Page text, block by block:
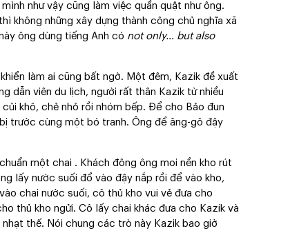
như vậy cũng làm việc quần quật như ông.
không những xây dựng thành công chủ nghĩa xã
ông dùng tiếng Anh có not only… but also
làm ai cũng bất ngờ. Một đêm, Kazik đề xuất
dẫn viên du lịch, người rất thân Kazik từ nhiều
khô, chẻ nhỏ rồi nhóm bếp. Để cho Bảo đun
trước cùng một bó tranh. Ông để ăng-gô đậy
một chai . Khách đông ông moi nền kho rút
lấy nước suối đổ vào đậy nắp rồi để vào kho,
chai nước suối, cô thủ kho vui vẻ đưa cho
thủ kho ngửi. Cô lấy chai khác đưa cho Kazik và
thế. Nói chung các trò này Kazik bao giờ